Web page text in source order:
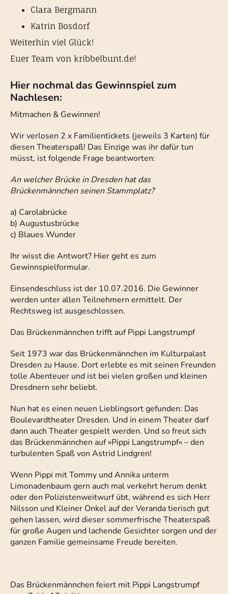
Clara Bergmann
Katrin Bosdorf
Weiterhin viel Glück!
Euer Team von kribbelbunt.de!
Hier nochmal das Gewinnspiel zum
Nachlesen:
Mitmachen & Gewinnen!
Wir verlosen 2 x Familientickets (jeweils 3 Karten) für
diesen Theaterspaß! Das Einzige was ihr dafür tun
müsst, ist folgende Frage beantworten:
An welcher Brücke in Dresden hat das
Brückenmännchen seinen Stammplatz?
a) Carolabrücke
b) Augustusbrücke
c) Blaues Wunder
Ihr wisst die Antwort? Hier geht es zum
Gewinnspielformular.
Einsendeschluss ist der 10.07.2016. Die Gewinner
werden unter allen Teilnehmern ermittelt. Der
Rechtsweg ist ausgeschlossen.
Das Brückenmännchen trifft auf Pippi Langstrumpf
Seit 1973 war das Brückenmännchen im Kulturpalast
Dresden zu Hause. Dort erlebte es mit seinen Freunden
tolle Abenteuer und ist bei vielen großen und kleinen
Dresdnern sehr beliebt.
Nun hat es einen neuen Lieblingsort gefunden: Das
Boulevardtheater Dresden. Und in einem Theater darf
dann auch Theater gespielt werden. Und so freut sich
das Brückenmännchen auf »Pippi Langstrumpf« – den
turbulenten Spaß von Astrid Lindgren!
Wenn Pippi mit Tommy und Annika unterm
Limonadenbaum gern auch mal verkehrt herum denkt
oder den Polizistenweitwurf übt, während es sich Herr
Nilsson und Kleiner Onkel auf der Veranda tierisch gut
gehen lassen, wird dieser sommerfrische Theaterspaß
für große Augen und lachende Gesichter sorgen und der
ganzen Familie gemeinsame Freude bereiten.
Das Brückenmännchen feiert mit Pippi Langstrumpf